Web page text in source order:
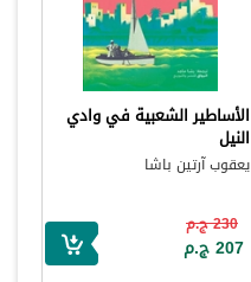
الأساطير الشعبية في وادي
النيل
يعقوب آرتين باشا
230 ج.م
207 ج.م